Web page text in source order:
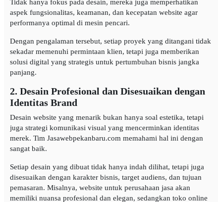
Tidak hanya fokus pada desain, mereka juga memperhatikan
aspek fungsionalitas, keamanan, dan kecepatan website agar
performanya optimal di mesin pencari.
Dengan pengalaman tersebut, setiap proyek yang ditangani tidak
sekadar memenuhi permintaan klien, tetapi juga memberikan
solusi digital yang strategis untuk pertumbuhan bisnis jangka
panjang.
2. Desain Profesional dan Disesuaikan dengan
Identitas Brand
Desain website yang menarik bukan hanya soal estetika, tetapi
juga strategi komunikasi visual yang mencerminkan identitas
merek. Tim Jasawebpekanbaru.com memahami hal ini dengan
sangat baik.
Setiap desain yang dibuat tidak hanya indah dilihat, tetapi juga
disesuaikan dengan karakter bisnis, target audiens, dan tujuan
pemasaran. Misalnya, website untuk perusahaan jasa akan
memiliki nuansa profesional dan elegan, sedangkan toko online